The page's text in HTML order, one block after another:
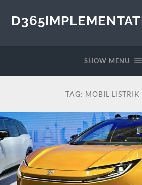
SHOW MENU
TAG: MOBIL LISTRIK